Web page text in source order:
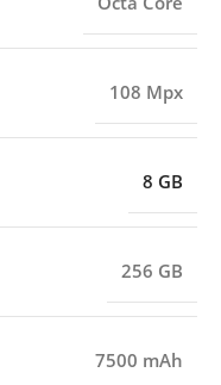
108 Mpx
8 GB
256 GB
7500 mAh